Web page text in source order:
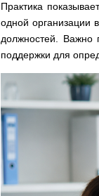
Практика
одной организации
должностей. Важно
поддержки для